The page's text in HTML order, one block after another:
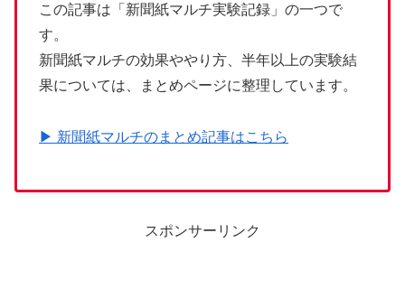
この記事は「新聞紙マルチ実験記録」の一つで
す。
新聞紙マルチの効果ややり方、半年以上の実験結
果については、まとめページに整理しています。
▶ 新聞紙マルチのまとめ記事はこちら
スポンサーリンク